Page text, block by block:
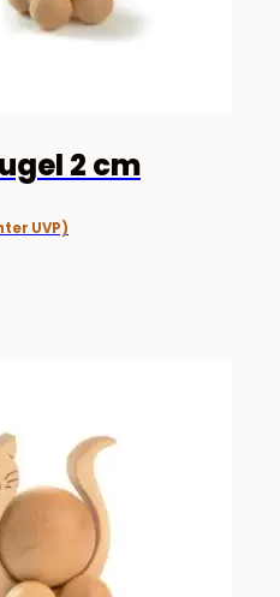
2 cm